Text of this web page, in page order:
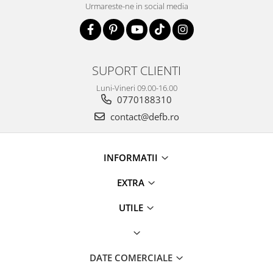
Urmareste-ne in social media
SUPORT CLIENTI
Luni-Vineri 09.00-16.00
0770188310
contact@defb.ro
INFORMATII
EXTRA
UTILE
DATE COMERCIALE